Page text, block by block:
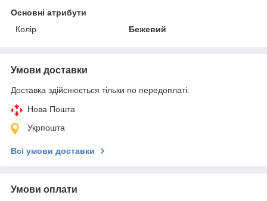
Основні атрибути
Колір
Бежевий
Умови доставки
Доставка здійснюється тільки по передоплаті.
Нова Пошта
Укрпошта
Всі умови доставки
Умови оплати